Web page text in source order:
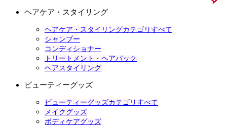
ヘアケア・スタイリング
ヘアケア・スタイリングカテゴリすべて
シャンプー
コンディショナー
トリートメント・ヘアパック
ヘアスタイリング
ビューティーグッズ
ビューティーグッズカテゴリすべて
メイクグッズ
ボディケアグッズ